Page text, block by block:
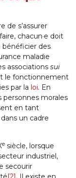
de s’assurer
chacun·e doit
bénéficier des
maladie
associations sui
le fonctionnement
par la loi. En
personnes morales
en tant
un cadre
e siècle, lorsque
industriel,
secourir